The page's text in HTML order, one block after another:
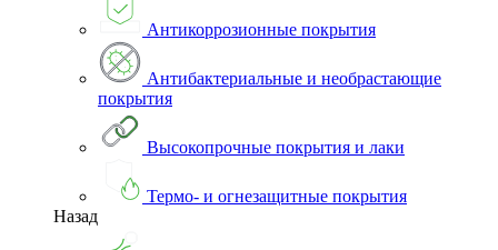
Антикоррозионные покрытия
Антибактериальные и необрастающие
покрытия
Высокопрочные покрытия и лаки
Термо- и огнезащитные покрытия
Назад